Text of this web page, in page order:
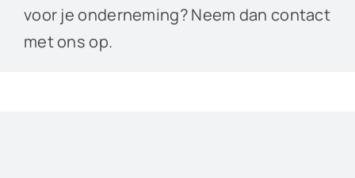
voor je onderneming? Neem dan contact
met ons op.